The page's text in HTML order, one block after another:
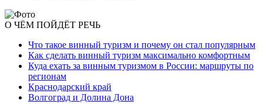
О ЧЁМ ПОЙДЁТ РЕЧЬ
Что такое винный туризм и почему он стал популярным
Как сделать винный туризм максимально комфортным
Куда ехать за винным туризмом в России: маршруты по
регионам
Краснодарский край
Волгоград и Долина Дона